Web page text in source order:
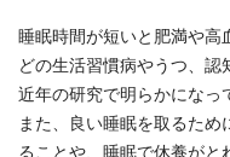
睡眠時間が短いと肥満や高
どの生活習慣病やうつ、
近年の研究で明らかになっ
また、良い睡眠を取るた
ることや、睡眠で休養がと